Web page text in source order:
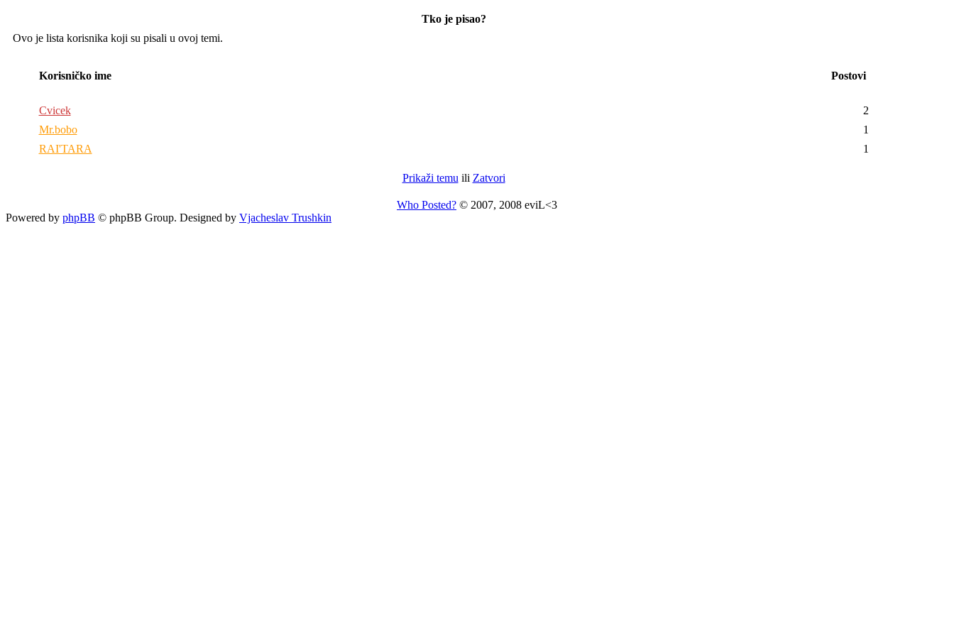
Tko je pisao?
Ovo je lista korisnika koji su pisali u ovoj temi.
Korisničko ime Postovi
Cvicek
2
Mr.bobo
1
RAI'TARA
1
Prikaži temu ili Zatvori
Who Posted? © 2007, 2008 eviL<3
Powered by phpBB © phpBB Group. Designed by Vjacheslav Trushkin